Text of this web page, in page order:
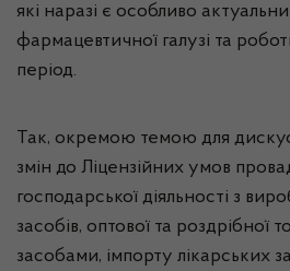
які наразі є особливо
фармацевтичної галузі та
період.
Так, окремою темою для
змін до Ліцензійних умов
господарської діяльності з
засобів, оптової та роздрібної
засобами, імпорту лікарських